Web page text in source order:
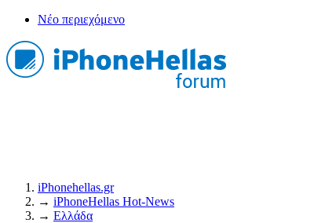
Νέο περιεχόμενο
iPhonehellas.gr
→ iPhoneHellas Ηot-News
→ Ελλάδα